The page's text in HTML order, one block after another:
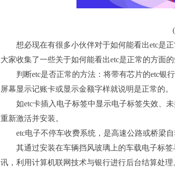
想必现在有很多小伙伴对于如何能看出etc是
大家收集了一些关于如何能看出etc是正常的方面
判断etc是否正常的方法：将带有芯片的etc银
屏幕显示记账卡或显示金额字样就说明是正常的。
如etc卡插入电子标签中显示电子标签失效、
重新激活并安装。
etc电子不停车收费系统，是高速公路或桥梁自
其通过安装在车辆挡风玻璃上的车载电子标
讯，利用计算机联网技术与银行进行后台结算处理